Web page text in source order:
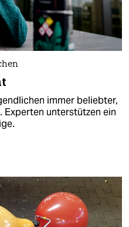
immer beliebter,
unterstützen ein